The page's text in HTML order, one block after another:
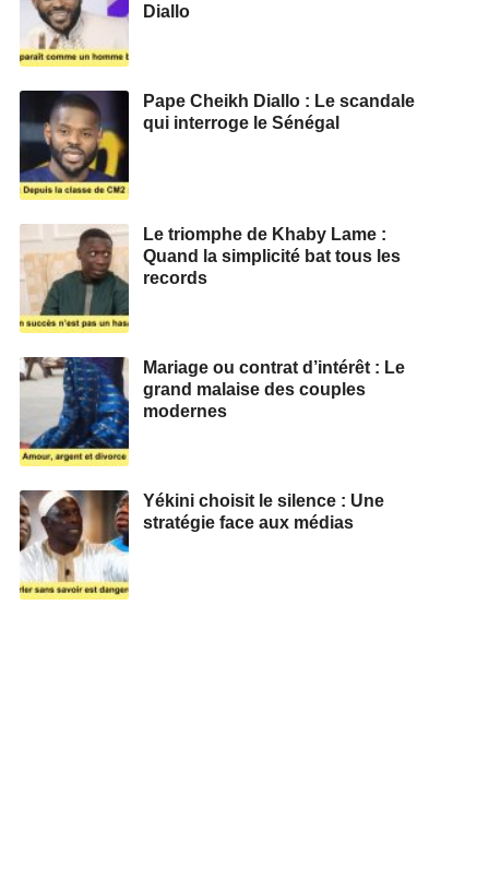
Diallo
Pape Cheikh Diallo : Le scandale
qui interroge le Sénégal
Le triomphe de Khaby Lame :
Quand la simplicité bat tous les
records
Mariage ou contrat d’intérêt : Le
grand malaise des couples
modernes
Yékini choisit le silence : Une
stratégie face aux médias